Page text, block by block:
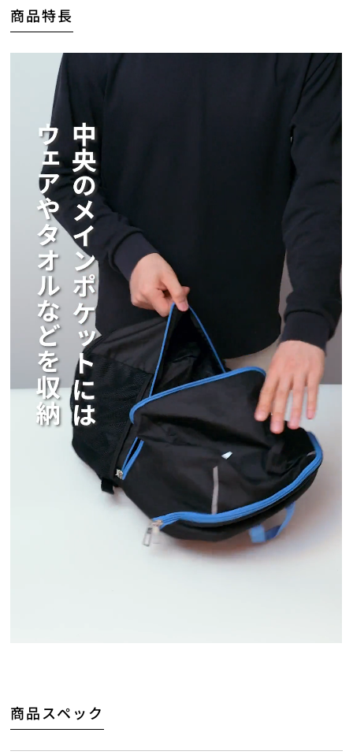
商品特長
商品スペック
【STEP1】名入れカラーを選択
商品に印字する際の色を決定します。
商品本体の色により、対応可能なプリントカラ
ーは異なります。
印字できるエリアが複数ある場合、すべてのエ
リアにおいて印字する色は共通になります。
【STEP2】フォント（書体）を選択
お好みのフォント（書体）を選びます。
1つの商品に印字箇所が複数ある場合、印字する
フォントや色はそれぞれ共通です。
【STEP3】名入れ内容を入力
印字したい文字や記号を指定文字数内で入力し